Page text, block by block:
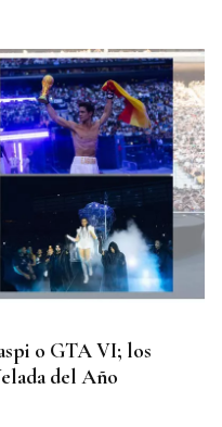
o GTA VI; los
del Año